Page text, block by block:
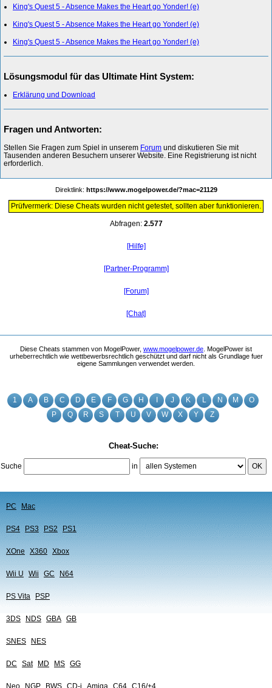
1 A B C D E F G H J K L N M
O
P
Q R S T U V W X Y Z
Cheat-Suche:
Suche in OK
PC Mac
PS4 PS3 PS2 PS1
XOne X360 Xbox
Wii U Wii GC N64
PS Vita PSP
3DS NDS GBA GB
SNES NES
DC Sat MD MS GG
Neo NGP BWS CD-i Amiga C64 C16/+4
King's Quest 5 - Absence Makes the Heart go Yonder! (e)
King's Quest 5 - Absence Makes the Heart go Yonder! (e)
King's Quest 5 - Absence Makes the Heart go Yonder! (e)
Lösungsmodul für das Ultimate Hint System:
Erklärung und Download
Fragen und Antworten:
Stellen Sie Fragen zum Spiel in unserem Forum und diskutieren Sie mit
Tausenden anderen Besuchern unserer Website. Eine Registrierung ist nicht
erforderlich.
Direktlink: https://www.mogelpower.de/?mac=21129
Prüfvermerk: Diese Cheats wurden nicht getestet, sollten aber funktionieren.
Abfragen: 2.577
[Hilfe]
[Partner-Programm]
[Forum]
[Chat]
Diese Cheats stammen von MogelPower, www.mogelpower.de . MogelPower ist
urheberrechtlich wie wettbewerbsrechtlich geschützt und darf nicht als Grundlage fuer
eigene Sammlungen verwendet werden.